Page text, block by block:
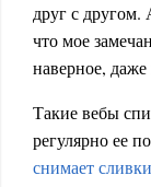
друг с другом.
что мое
наверное,
Такие вебы
регулярно ее
снимает сливки